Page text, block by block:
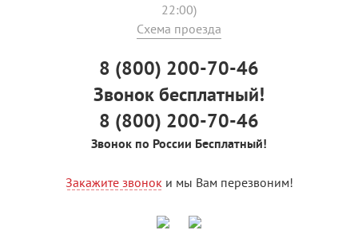
22:00)
Схема проезда
8 (800) 200-70-46
Звонок бесплатный!
8 (800) 200-70-46
Звонок по России Бесплатный!
Закажите звоноки мы Вам перезвоним!